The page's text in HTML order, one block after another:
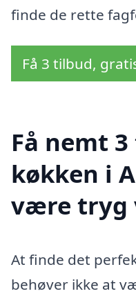
finde de rette
Få 3 tilbud,
Få nemt
køkken i
være tryg
At finde det
behøver ikke at